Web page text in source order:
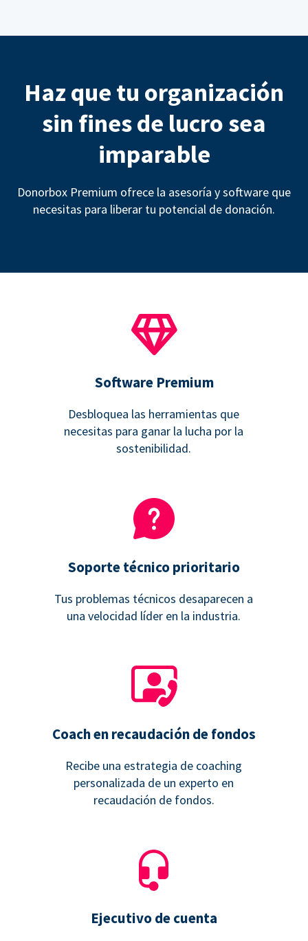
Haz que tu organización
sin fines de lucro sea
imparable
Donorbox Premium ofrece la asesoría y software que
necesitas para liberar tu potencial de donación.
Software Premium
Desbloquea las herramientas que
necesitas para ganar la lucha por la
sostenibilidad.
Soporte técnico prioritario
Tus problemas técnicos desaparecen a
una velocidad líder en la industria.
Coach en recaudación de fondos
Recibe una estrategia de coaching
personalizada de un experto en
recaudación de fondos.
Ejecutivo de cuenta